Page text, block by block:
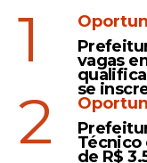
1 vagas
se
2 Técnico
de R$